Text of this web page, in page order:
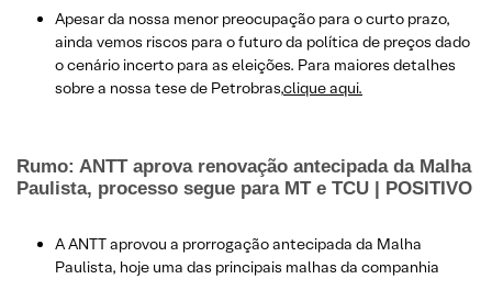
Apesar da nossa menor preocupação para o curto prazo,
ainda vemos riscos para o futuro da política de preços dado
o cenário incerto para as eleições.​ Para maiores detalhes
sobre a nossa tese de Petrobras,clique aqui.
​Rumo: ANTT aprova renovação antecipada da Malha
Paulista, processo segue para MT e TCU | POSITIVO
A ANTT aprovou a prorrogação antecipada da Malha
Paulista, hoje uma das principais malhas da companhia